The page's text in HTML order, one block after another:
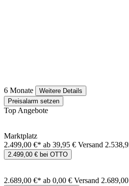
6 Monate
Weitere Details
Preisalarm setzen
Top Angebote
Marktplatz
2.499,00 €* ab 39,95 € Versand
2.499,00 € bei OTTO
2.689,00 €* ab 0,00 € Versand